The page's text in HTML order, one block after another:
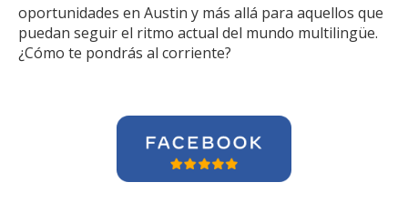
oportunidades en Austin y más allá para aquellos que
puedan seguir el ritmo actual del mundo multilingüe.
¿Cómo te pondrás al corriente?